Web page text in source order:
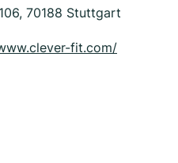
70188 Stuttgart
fit.com/